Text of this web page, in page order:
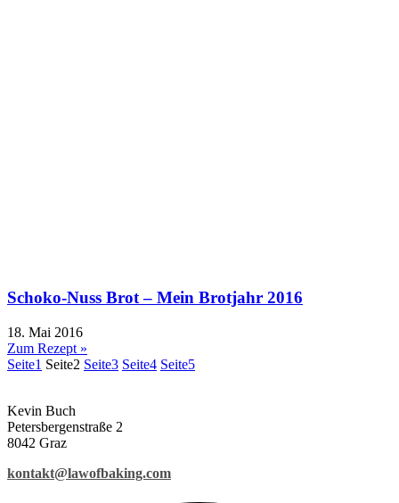
Schoko-Nuss Brot – Mein Brotjahr 2016
18. Mai 2016
Zum Rezept »
Seite1 Seite2 Seite3 Seite4 Seite5
Kevin Buch
Petersbergenstraße 2
8042 Graz
kontakt@lawofbaking.com